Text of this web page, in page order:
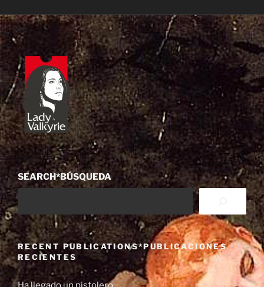
SEARCH*BÚSQUEDA
RECENT PUBLICATIONS*PUBLICACIONES
RECIENTES